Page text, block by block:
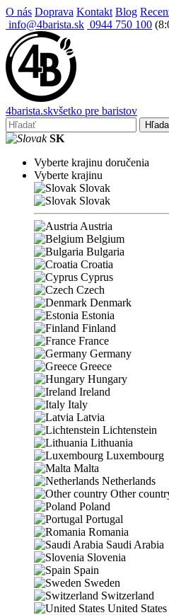
O nás Doprava Kontakt Blog
info@4barista.sk 0944 750 100
4barista.skvšetko pre baristov
SK
Vyberte krajinu doručenia
Vyberte krajinu
Slovak
Slovak
Austria
Belgium
Bulgaria
Croatia
Cyprus
Czech
Denmark
Estonia
Finland
France
Germany
Greece
Hungary
Ireland
Italy
Latvia
Lichtenstein
Lithuania
Luxembourg
Malta
Netherlands
Other
Poland
Portugal
Romania
Saudi Arabia
Slovenia
Spain
Sweden
Switzerland
United States